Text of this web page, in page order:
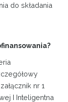
do składania
nr 1
I Inteligentna